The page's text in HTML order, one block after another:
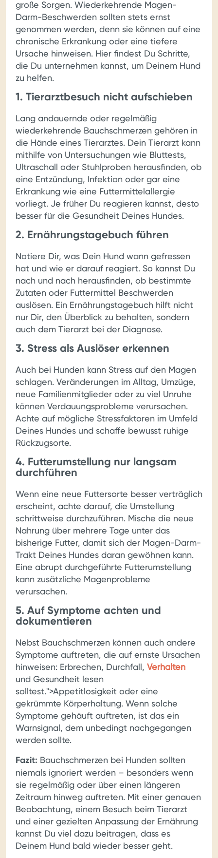
große Sorgen. Wiederkehrende Magen-
Darm-Beschwerden sollten stets ernst
genommen werden, denn sie können auf eine
chronische Erkrankung oder eine tiefere
Ursache hinweisen. Hier findest Du Schritte,
die Du unternehmen kannst, um Deinem Hund
zu helfen.
1. Tierarztbesuch nicht aufschieben
Lang andauernde oder regelmäßig
wiederkehrende Bauchschmerzen gehören in
die Hände eines Tierarztes. Dein Tierarzt kann
mithilfe von Untersuchungen wie Bluttests,
Ultraschall oder Stuhlproben herausfinden, ob
eine Entzündung, Infektion oder gar eine
Erkrankung wie eine Futtermittelallergie
vorliegt. Je früher Du reagieren kannst, desto
besser für die Gesundheit Deines Hundes.
2. Ernährungstagebuch führen
Notiere Dir, was Dein Hund wann gefressen
hat und wie er darauf reagiert. So kannst Du
nach und nach herausfinden, ob bestimmte
Zutaten oder Futtermittel Beschwerden
auslösen. Ein Ernährungstagebuch hilft nicht
nur Dir, den Überblick zu behalten, sondern
auch dem Tierarzt bei der Diagnose.
3. Stress als Auslöser erkennen
Auch bei Hunden kann Stress auf den Magen
schlagen. Veränderungen im Alltag, Umzüge,
neue Familienmitglieder oder zu viel Unruhe
können Verdauungsprobleme verursachen.
Achte auf mögliche Stressfaktoren im Umfeld
Deines Hundes und schaffe bewusst ruhige
Rückzugsorte.
4. Futterumstellung nur langsam
durchführen
Wenn eine neue Futtersorte besser verträglich
erscheint, achte darauf, die Umstellung
schrittweise durchzuführen. Mische die neue
Nahrung über mehrere Tage unter das
bisherige Futter, damit sich der Magen-Darm-
Trakt Deines Hundes daran gewöhnen kann.
Eine abrupt durchgeführte Futterumstellung
kann zusätzliche Magenprobleme
verursachen.
5. Auf Symptome achten und
dokumentieren
Nebst Bauchschmerzen können auch andere
Symptome auftreten, die auf ernste Ursachen
hinweisen: Erbrechen, Durchfall, Verhalten
und Gesundheit lesen
solltest.">Appetitlosigkeit oder eine
gekrümmte Körperhaltung. Wenn solche
Symptome gehäuft auftreten, ist das ein
Warnsignal, dem unbedingt nachgegangen
werden sollte.
Fazit: Bauchschmerzen bei Hunden sollten
niemals ignoriert werden – besonders wenn
sie regelmäßig oder über einen längeren
Zeitraum hinweg auftreten. Mit einer genauen
Beobachtung, einem Besuch beim Tierarzt
und einer gezielten Anpassung der Ernährung
kannst Du viel dazu beitragen, dass es
Deinem Hund bald wieder besser geht.